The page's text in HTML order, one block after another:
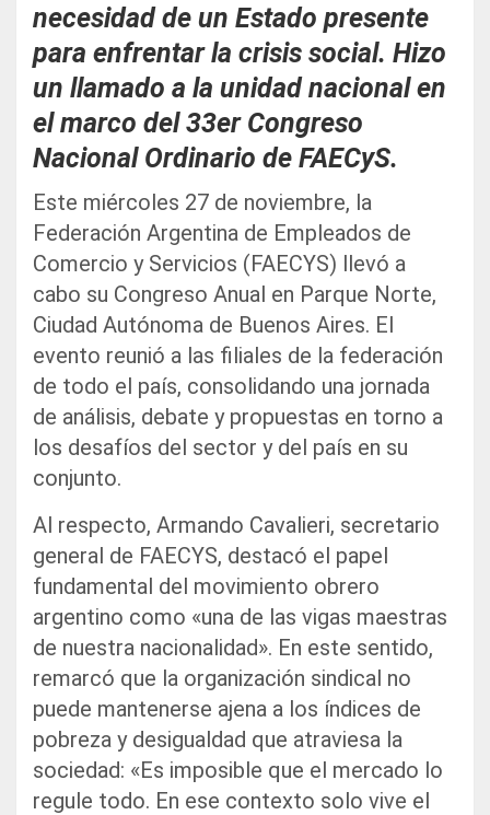
necesidad de un Estado presente
para enfrentar la crisis social. Hizo
un llamado a la unidad nacional en
el marco del 33er Congreso
Nacional Ordinario de FAECyS.
Este miércoles 27 de noviembre, la
Federación Argentina de Empleados de
Comercio y Servicios (FAECYS) llevó a
cabo su Congreso Anual en Parque Norte,
Ciudad Autónoma de Buenos Aires. El
evento reunió a las filiales de la federación
de todo el país, consolidando una jornada
de análisis, debate y propuestas en torno a
los desafíos del sector y del país en su
conjunto.
Al respecto, Armando Cavalieri, secretario
general de FAECYS, destacó el papel
fundamental del movimiento obrero
argentino como «una de las vigas maestras
de nuestra nacionalidad». En este sentido,
remarcó que la organización sindical no
puede mantenerse ajena a los índices de
pobreza y desigualdad que atraviesa la
sociedad: «Es imposible que el mercado lo
regule todo. En ese contexto solo vive el